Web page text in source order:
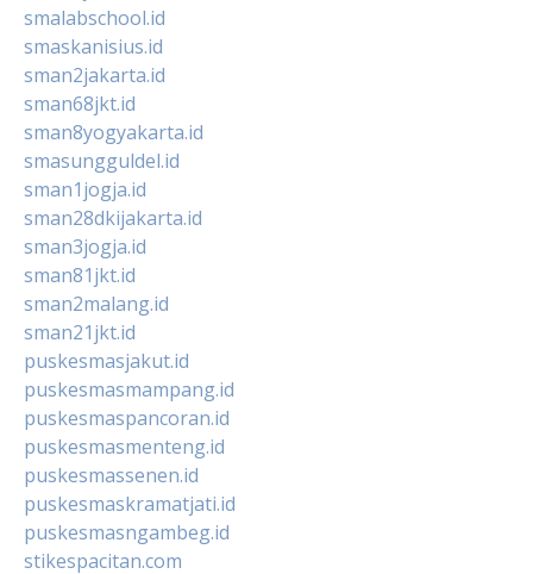
smalabschool.id
smaskanisius.id
sman2jakarta.id
sman68jkt.id
sman8yogyakarta.id
smasungguldel.id
sman1jogja.id
sman28dkijakarta.id
sman3jogja.id
sman81jkt.id
sman2malang.id
sman21jkt.id
puskesmasjakut.id
puskesmasmampang.id
puskesmaspancoran.id
puskesmasmenteng.id
puskesmassenen.id
puskesmaskramatjati.id
puskesmasngambeg.id
stikespacitan.com